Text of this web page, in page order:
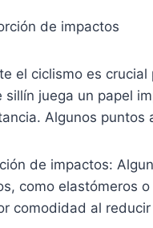
de impactos
el ciclismo es
juega un papel
Algunos puntos
de impactos:
como elastómeros
comodidad al